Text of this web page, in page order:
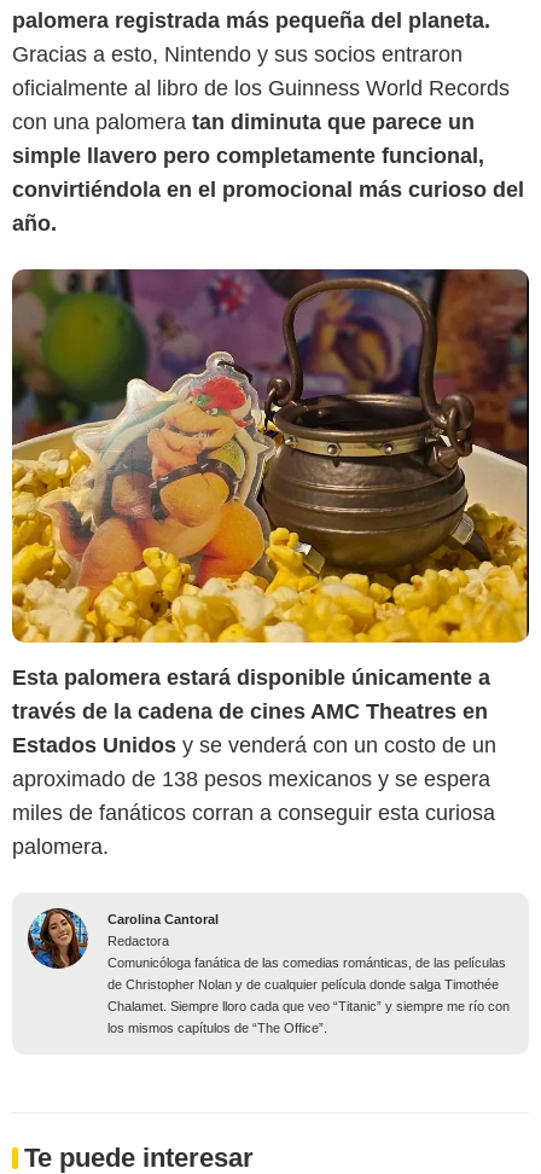
palomera registrada más pequeña del planeta.
Gracias a esto, Nintendo y sus socios entraron
oficialmente al libro de los Guinness World Records
con una palomera tan diminuta que parece un
simple llavero pero completamente funcional,
convirtiéndola en el promocional más curioso del
año.
Esta palomera estará disponible únicamente a
través de la cadena de cines AMC Theatres en
Estados Unidos y se venderá con un costo de un
aproximado de 138 pesos mexicanos y se espera
miles de fanáticos corran a conseguir esta curiosa
palomera.
Carolina Cantoral
Redactora
Comunicóloga fanática de las comedias románticas, de las películas
de Christopher Nolan y de cualquier película donde salga Timothée
Chalamet. Siempre lloro cada que veo “Titanic” y siempre me río con
los mismos capítulos de “The Office”.
Te puede interesar